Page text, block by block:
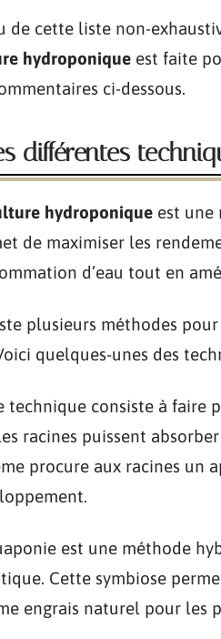
de cette liste non-
hydroponique est faite
ci-dessous.
différentes
hydroponique est une
de maximiser les
d’eau tout en
plusieurs méthodes
quelques-unes des
technique consiste à faire
racines puissent
procure aux racines un
est une méthode
Cette symbiose
engrais naturel pour les